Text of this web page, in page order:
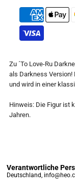
Ru
-
Zu ´To Love-Ru
als Darkness Version!
und wird in einer
Hinweis: Die Figur ist
Jahren.
Verantwortliche
Deutschland,